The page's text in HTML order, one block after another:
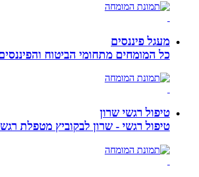
מעגל פיננסים
כל המומחים מתחומי הביטוח
טיפול רגשי שרון
טיפול רגשי - שרון לבקוביץ מטפלת